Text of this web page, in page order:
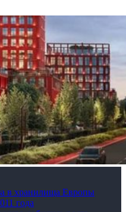
в хранилища Европы
года